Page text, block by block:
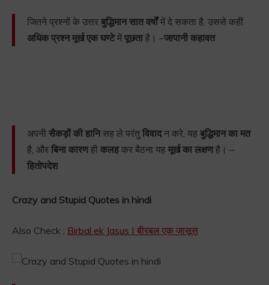
जितने प्रश्नों के उत्तर बुद्धिमान सात वर्षोंमें दे सकता है, उससे कहीं
अधिक प्रश्न मूर्ख एक घण्टेमें पूछताहै। –जापानी कहावत
अपनी सैकड़ों की हानिसह ले परंतु विवादन करे, यह बुद्धिमान का मत
है, और बिना कारणही कलहकर बैठना यह मूर्ख का लक्षणहै। –
हितोपदेश
Crazy and Stupid Quotes in hindi
Also Check : Birbal ek Jasus | बीरबल एक जासूस